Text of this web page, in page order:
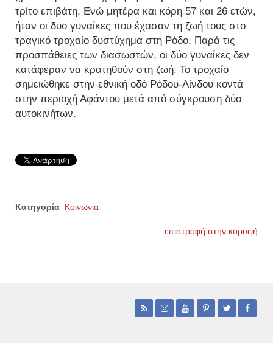
τρίτο επιβάτη. Ενώ μητέρα και κόρη 57 και 26 ετών,
ήταν οι δυο γυναίκες που έχασαν τη ζωή τους στο
τραγικό τροχαίο δυστύχημα στη Ρόδο. Παρά τις
προσπάθειες των διασωστών, οι δύο γυναίκες δεν
κατάφεραν να κρατηθούν στη ζωή. Το τροχαίο
σημειώθηκε στην εθνική οδό Ρόδου-Λίνδου κοντά
στην περιοχή Αφάντου μετά από σύγκρουση δύο
αυτοκινήτων.
Κατηγορία Κοινωνία
επιστροφή στην κορυφή